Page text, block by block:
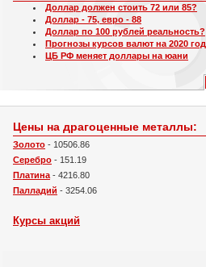
Доллар должен стоить 72 или 85?
Доллар - 75, евро - 88
Доллар по 100 рублей реальность?
Прогнозы курсов валют на 2020 год
ЦБ РФ меняет доллары на юани
Цены на драгоценные металлы:
Золото - 10506.86
Серебро - 151.19
Платина - 4216.80
Палладий - 3254.06
Курсы акций